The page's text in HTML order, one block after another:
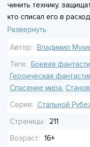
чинить технику,
кто списал его в
ещё и те, кто его сюда
перестраивать всё под
Развернуть
Автор: Владимир
Теги: Боевая
Героическая
Спасение мира,
Серия: Стальной
Страницы:
211
Возраст: 16+